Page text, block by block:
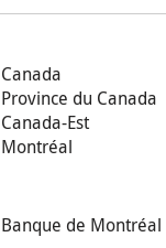
Canada
Province du Canada
Canada-Est
Montréal
Banque de Montréal